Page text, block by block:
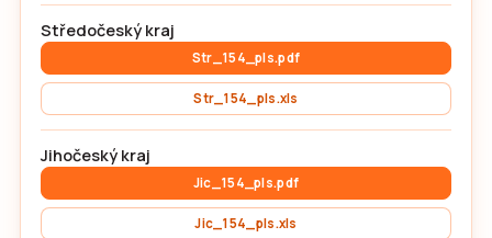
Středočeský kraj
Str_154_pls.pdf
Str_154_pls.xls
Jihočeský kraj
Jic_154_pls.pdf
Jic_154_pls.xls